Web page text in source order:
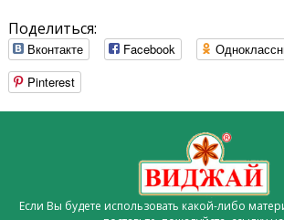
Поделиться:
Вконтакте Facebook
Pinterest
Если Вы будете использовать какой-либо